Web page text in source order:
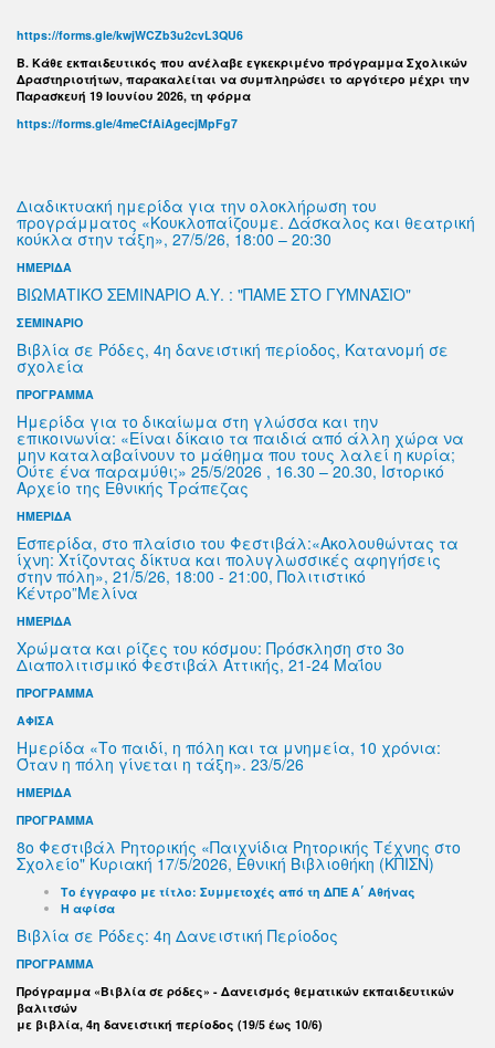
https://forms.gle/kwjWCZb3u2cvL3QU6
B. Κάθε εκπαιδευτικός που ανέλαβε εγκεκριμένο πρόγραμμα Σχολικών
Δραστηριοτήτων, παρακαλείται να συμπληρώσει το αργότερο μέχρι την
Παρασκευή 19 Ιουνίου 2026, τη φόρμα
https://forms.gle/4meCfAiAgecjMpFg7
Διαδικτυακή ημερίδα για την ολοκλήρωση του
προγράμματος «Κουκλοπαίζουμε. Δάσκαλος και θεατρική
κούκλα στην τάξη», 27/5/26, 18:00 – 20:30
ΗΜΕΡΙΔΑ
ΒΙΩΜΑΤΙΚΌ ΣΕΜΙΝΑΡΙΟ Α.Υ. : "ΠΑΜΕ ΣΤΟ ΓΥΜΝΑΣΙΟ"
ΣΕΜΙΝΑΡΙΟ
Βιβλία σε Ρόδες, 4η δανειστική περίοδος, Κατανομή σε
σχολεία
ΠΡΟΓΡΑΜΜΑ
Ημερίδα για το δικαίωμα στη γλώσσα και την
επικοινωνία: «Είναι δίκαιο τα παιδιά από άλλη χώρα να
μην καταλαβαίνουν το μάθημα που τους λαλεί η κυρία;
Ούτε ένα παραμύθι;» 25/5/2026 , 16.30 – 20.30, Ιστορικό
Αρχείο της Εθνικής Τράπεζας
ΗΜΕΡΙΔΑ
Εσπερίδα, στο πλαίσιο του Φεστιβάλ:«Ακολουθώντας τα
ίχνη: Χτίζοντας δίκτυα και πολυγλωσσικές αφηγήσεις
στην πόλη», 21/5/26, 18:00 - 21:00, Πολιτιστικό
Κέντρο”Μελίνα
ΗΜΕΡΙΔΑ
Χρώματα και ρίζες του κόσμου: Πρόσκληση στο 3ο
Διαπολιτισμικό Φεστιβάλ Αττικής, 21-24 Μαΐου
ΠΡΟΓΡΑΜΜΑ
ΑΦΙΣΑ
Ημερίδα «Το παιδί, η πόλη και τα μνημεία, 10 χρόνια:
Όταν η πόλη γίνεται η τάξη». 23/5/26
ΗΜΕΡΙΔΑ
ΠΡΟΓΡΑΜΜΑ
8ο Φεστιβάλ Ρητορικής «Παιχνίδια Ρητορικής Τέχνης στο
Σχολείο" Κυριακή 17/5/2026, Εθνική Βιβλιοθήκη (ΚΠΙΣΝ)
Το έγγραφο με τίτλο: Συμμετοχές από τη ΔΠΕ Α΄ Αθήνας
Η αφίσα
Βιβλία σε Ρόδες: 4η Δανειστική Περίοδος
ΠΡΟΓΡΑΜΜΑ
Πρόγραμμα «Βιβλία σε ρόδες» - Δανεισμός θεματικών εκπαιδευτικών
βαλιτσών
με βιβλία, 4η δανειστική περίοδος (19/5 έως 10/6)